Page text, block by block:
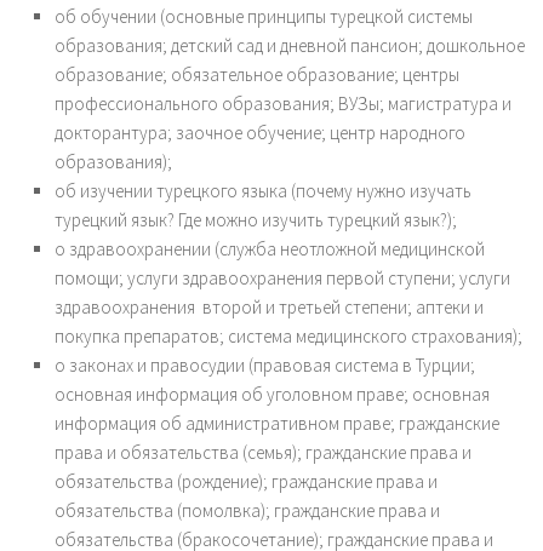
об обучении (основные принципы турецкой системы
образования; детский сад и дневной пансион; дошкольное
образование; обязательное образование; центры
профессионального образования; ВУЗы; магистратура и
докторантура; заочное обучение; центр народного
образования);
об изучении турецкого языка (почему нужно изучать
турецкий язык? Где можно изучить турецкий язык?);
о здравоохранении (служба неотложной медицинской
помощи; услуги здравоохранения первой ступени; услуги
здравоохранения второй и третьей степени; аптеки и
покупка препаратов; система медицинского страхования);
о законах и правосудии (правовая система в Турции;
основная информация об уголовном праве; основная
информация об административном праве; гражданские
права и обязательства (семья); гражданские права и
обязательства (рождение); гражданские права и
обязательства (помолвка); гражданские права и
обязательства (бракосочетание); гражданские права и